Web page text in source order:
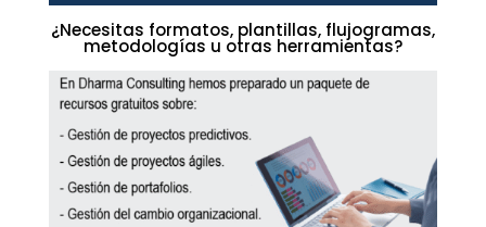
¿Necesitas formatos, plantillas, flujogramas,
metodologías u otras herramientas?